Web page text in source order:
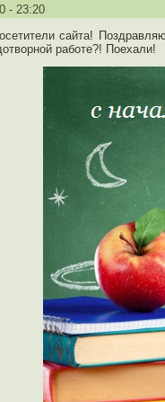
- 23:20
сайта!
работе?! Поехали!